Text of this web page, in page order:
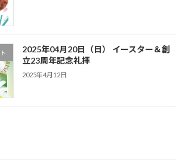
2025年04月20日（日） イースター＆創
立23周年記念礼拝
2025年4月12日